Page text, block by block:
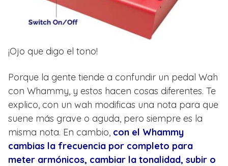
¡Ojo que digo el tono!
Porque la gente tiende a confundir un pedal Wah
con Whammy, y estos hacen cosas diferentes. Te
explico, con un wah modificas una nota para que
suene más grave o aguda, pero siempre es la
misma nota. En cambio, con el Whammy
cambias la frecuencia por completo para
meter armónicos, cambiar la tonalidad, subir o